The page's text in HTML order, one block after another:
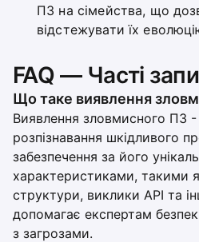
ПЗ на сімейства, що
відстежувати їх
FAQ — Часті
Що таке виявлення
Виявлення зловмисного ПЗ -
розпізнавання шкідливого
забезпечення за його
характеристиками, такими
структури, виклики API та
допомагає експертам
з загрозами.